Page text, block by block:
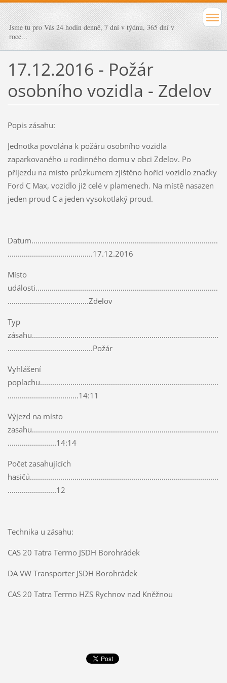
Jsme tu pro Vás 24 hodin denně, 7 dní v týdnu, 365 dní v
roce...
17.12.2016 - Požár
osobního vozidla - Zdelov
Popis zásahu:
Jednotka povolána k požáru osobního vozidla
zaparkovaného u rodinného domu v obci Zdelov. Po
příjezdu na místo průzkumem zjištěno hořící vozidlo značky
Ford C Max, vozidlo již celé v plamenech. Na místě nasazen
jeden proud C a jeden vysokotlaký proud.
Datum............................................................................................
..........................................17.12.2016
Místo
události..........................................................................................
........................................Zdelov
Typ
zásahu............................................................................................
..........................................Požár
Vyhlášení
poplachu........................................................................................
...................................14:11
Výjezd na místo
zasahu............................................................................................
........................14:14
Počet zasahujících
hasičů.............................................................................................
........................12
Technika u zásahu:
CAS 20 Tatra Terrno JSDH Borohrádek
DA VW Transporter JSDH Borohrádek
CAS 20 Tatra Terrno HZS Rychnov nad Kněžnou